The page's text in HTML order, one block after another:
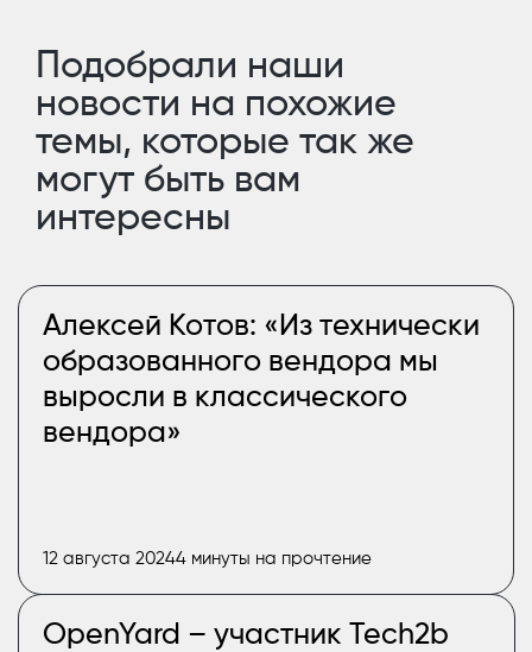
Подобрали наши
новости на похожие
темы, которые так же
могут быть вам
интересны
Алексей Котов: «Из технически
образованного вендора мы
выросли в классического
вендора»
12 августа 20244 минуты на прочтение
OpenYard – участник Tech2b